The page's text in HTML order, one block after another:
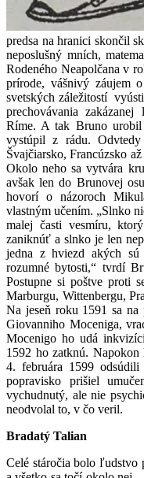
predsa na hranici skončil
neposlušný mních,
Rodeného Neapolčana v
prírode, vášnivý záujem
svetských záležitostí
prechovávania
Ríme. A tak Bruno
vystúpil z rádu.
Švajčiarsko, Francúzsko
Okolo neho sa vytvára
avšak len do Brunovej
hovorí o názoroch
vlastným učením. „Slnko
malej časti vesmíru,
zaniknúť a slnko je len
jedna z hviezd akých
rozumné bytosti,“ tvrdí
Postupne si poštve proti
Marburgu, Wittenbergu,
Na jeseň roku 1591 sa na
Giovanniho Moceniga,
Mocenigo ho udá
1592 ho zatknú.
4. februára 1599
popravisko prišiel
vychudnutý, ale nie
neodvolal to, v čo veril.
Bradatý Talian
Celé stáročia bolo ľudstvo